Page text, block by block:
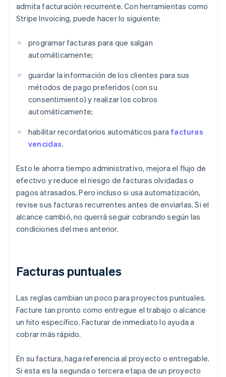
admita facturación recurrente. Con herramientas como
Stripe Invoicing, puede hacer lo siguiente:
programar facturas para que salgan
automáticamente;
guardar la información de los clientes para sus
métodos de pago preferidos (con su
consentimiento) y realizar los cobros
automáticamente;
habilitar recordatorios automáticos para facturas
vencidas.
Esto le ahorra tiempo administrativo, mejora el flujo de
efectivo y reduce el riesgo de facturas olvidadas o
pagos atrasados. Pero incluso si usa automatización,
revise sus facturas recurrentes antes de enviarlas. Si el
alcance cambió, no querrá seguir cobrando según las
condiciones del mes anterior.
Facturas puntuales
Las reglas cambian un poco para proyectos puntuales.
Facture tan pronto como entregue el trabajo o alcance
un hito específico. Facturar de inmediato lo ayuda a
cobrar más rápido.
En su factura, haga referencia al proyecto o entregable.
Si esta es la segunda o tercera etapa de un proyecto